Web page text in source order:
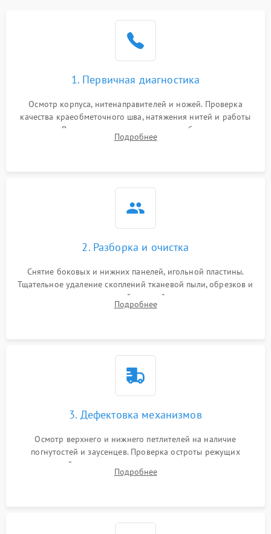
1. Первичная диагностика
Осмотр корпуса, нитенаправителей и ножей. Проверка
качества краеобметочного шва, натяжения нитей и работы
педали. Выявление пропусков стежков, обрывов нити,
заклинивания или тупого среза ткани на тестовом образце.
Подробнее
2. Разборка и очистка
Снятие боковых и нижних панелей, игольной пластины.
Тщательное удаление скоплений тканевой пыли, обрезков и
очесов из зоны петлителей и ножей с помощью жестких
кистей, пинцета и потока сжатого воздуха.
Подробнее
3. Дефектовка механизмов
Осмотр верхнего и нижнего петлителей на наличие
погнутостей и заусенцев. Проверка остроты режущих
кромок ножей, состояния приводного ремня, электромотора
и механизма дифференциальной подачи ткани.
Подробнее